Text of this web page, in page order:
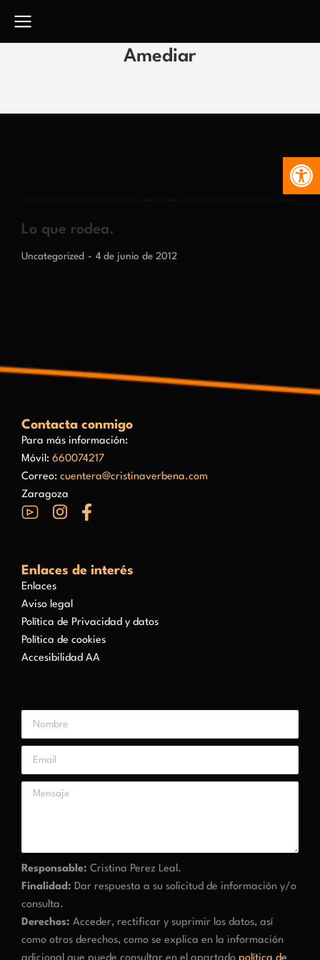
Amediar
Lo que rodea.
Uncategorized 4 de junio de 2012
Contacta conmigo
Para más información:
Móvil: 660074217
Correo: cuentera@cristinaverbena.com
Zaragoza
Enlaces de interés
Enlaces
Aviso legal
Política de Privacidad y datos
Política de cookies
Accesibilidad AA
Responsable: Cristina Perez Leal.
Finalidad: Dar respuesta a su solicitud de información y/o
consulta.
Derechos: Acceder, rectificar y suprimir los datos, así
como otros derechos, como se explica en la información